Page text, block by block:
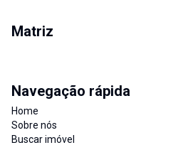
Matriz
Navegação rápida
Home
Sobre nós
Buscar imóvel